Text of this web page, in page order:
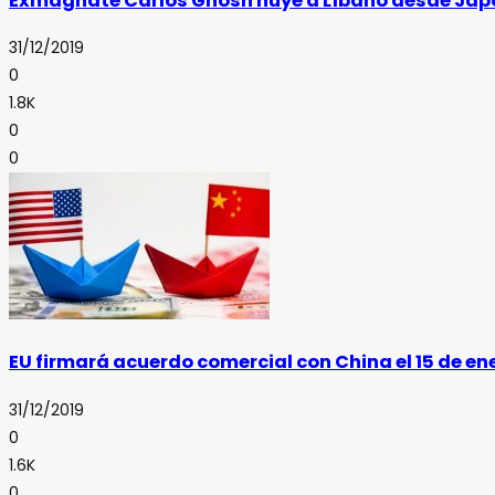
31/12/2019
0
1.8K
0
0
EU firmará acuerdo comercial con China el 15 de
31/12/2019
0
1.6K